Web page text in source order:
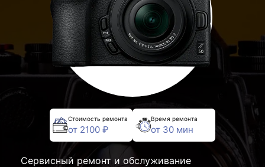
Стоимость ремонта
от 2100 ₽
Время ремонта
от 30 мин
Сервисный ремонт и обслуживание